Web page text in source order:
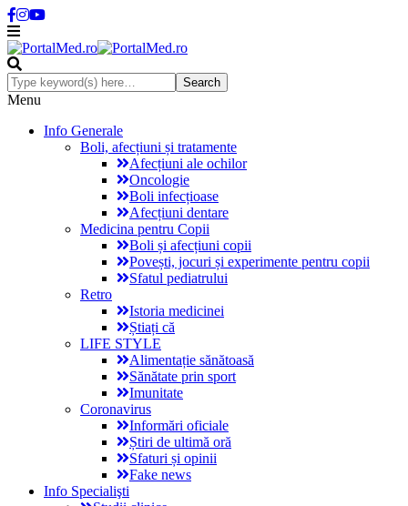
Menu
Info Generale
Boli, afecțiuni și tratamente
Afecțiuni ale ochilor
Oncologie
Boli infecțioase
Afecțiuni dentare
Medicina pentru Copii
Boli și afecțiuni copii
Povești, jocuri și experimente pentru copii
Sfatul pediatrului
Retro
Istoria medicinei
Știați că
LIFE STYLE
Alimentație sănătoasă
Sănătate prin sport
Imunitate
Coronavirus
Informări oficiale
Știri de ultimă oră
Sfaturi și opinii
Fake news
Info Specialişti